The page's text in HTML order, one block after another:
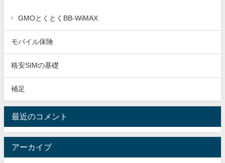
GMOとくとくBB-WiMAX
モバイル保険
格安SIMの基礎
補足
最近のコメント
アーカイブ